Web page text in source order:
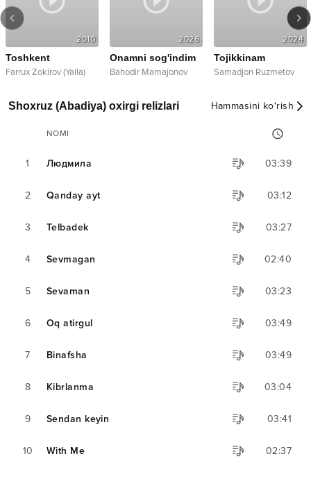
2010
Toshkent
Farrux Zokirov (Yalla)
2026
Onamni sog'indim
Bahodir Mamajonov
2024
Tojikkinam
Samadjon Ruzmetov
Shoxruz (Abadiya) oxirgi relizlari Hammasini ko‘rish
NOMI
1 Людмила 03:39
2 Qanday ayt 03:12
3 Telbadek 03:27
4 Sevmagan 02:40
5 Sevaman 03:23
6 Oq atirgul 03:49
7 Binafsha 03:49
8 Kibrlanma 03:04
9 Sendan keyin 03:41
10 With Me 02:37